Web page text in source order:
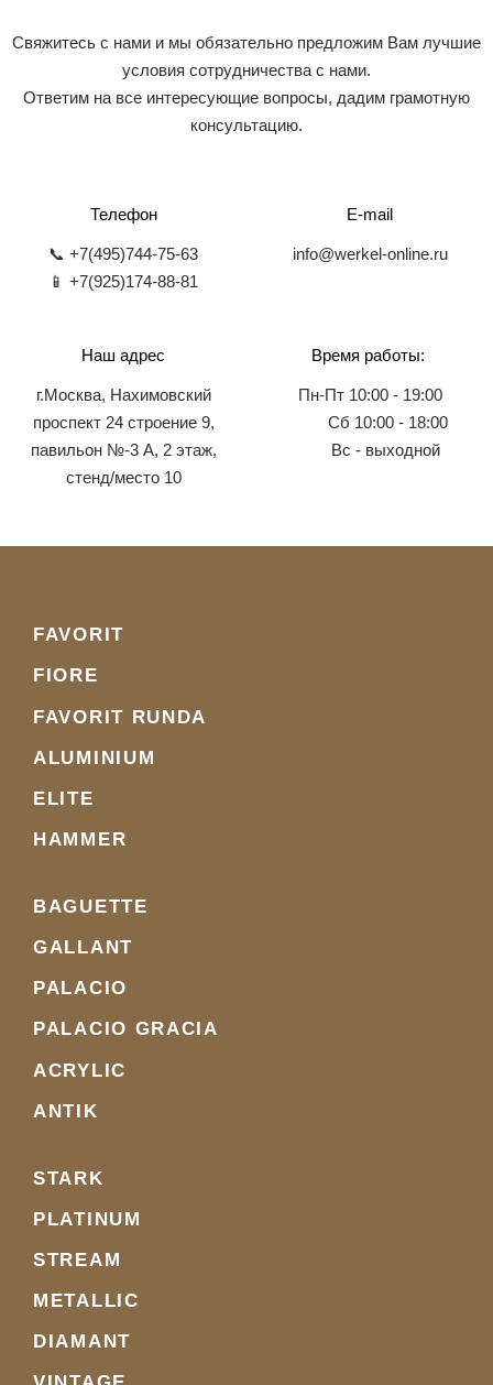
Свяжитесь с нами и мы обязательно предложим Вам лучшие
условия сотрудничества с нами.
Ответим на все интересующие вопросы, дадим грамотную
консультацию.
Телефон
📞 +7(495)744-75-63
📱 +7(925)174-88-81
E-mail
info@werkel-online.ru
Наш адрес
г.Москва, Нахимовский
проспект 24 строение 9,
павильон №-3 А, 2 этаж,
стенд/место 10
Время работы:
Пн-Пт 10:00 - 19:00
Сб 10:00 - 18:00
Вс - выходной
FAVORIT
FIORE
FAVORIT RUNDA
ALUMINIUM
ELITE
HAMMER
BAGUETTE
GALLANT
PALACIO
PALACIO GRACIA
ACRYLIC
ANTIK
STARK
PLATINUM
STREAM
METALLIC
DIAMANT